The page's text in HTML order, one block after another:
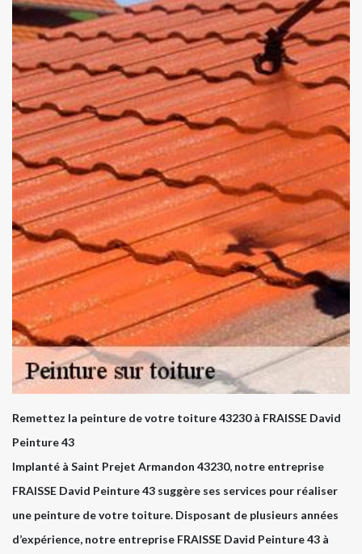
Remettez la peinture de votre toiture 43230 à FRAISSE David
Peinture 43
Implanté à Saint Prejet Armandon 43230, notre entreprise
FRAISSE David Peinture 43 suggère ses services pour réaliser
une peinture de votre toiture. Disposant de plusieurs années
d’expérience, notre entreprise FRAISSE David Peinture 43 à